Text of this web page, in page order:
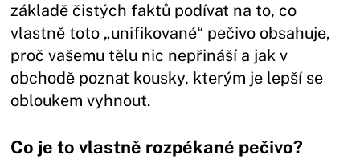
základě čistých faktů podívat na to, co
vlastně toto „unifikované“ pečivo obsahuje,
proč vašemu tělu nic nepřináší a jak v
obchodě poznat kousky, kterým je lepší se
obloukem vyhnout.
Co je to vlastně rozpékané pečivo?